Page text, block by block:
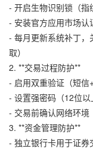
- 开启生物识别锁（指
- 安装官方应用市场认
- 每月更新系统补丁
取）
2. **交易过程防护**
- 启用双重验证（短信
- 设置强密码（12位以
- 交易前确认网络环境
3. **资金管理防护**
- 独立银行卡用于证